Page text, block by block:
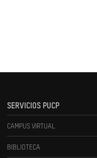
SERVICIOS PUCP
CAMPUS VIRTUAL
BIBLIOTECA